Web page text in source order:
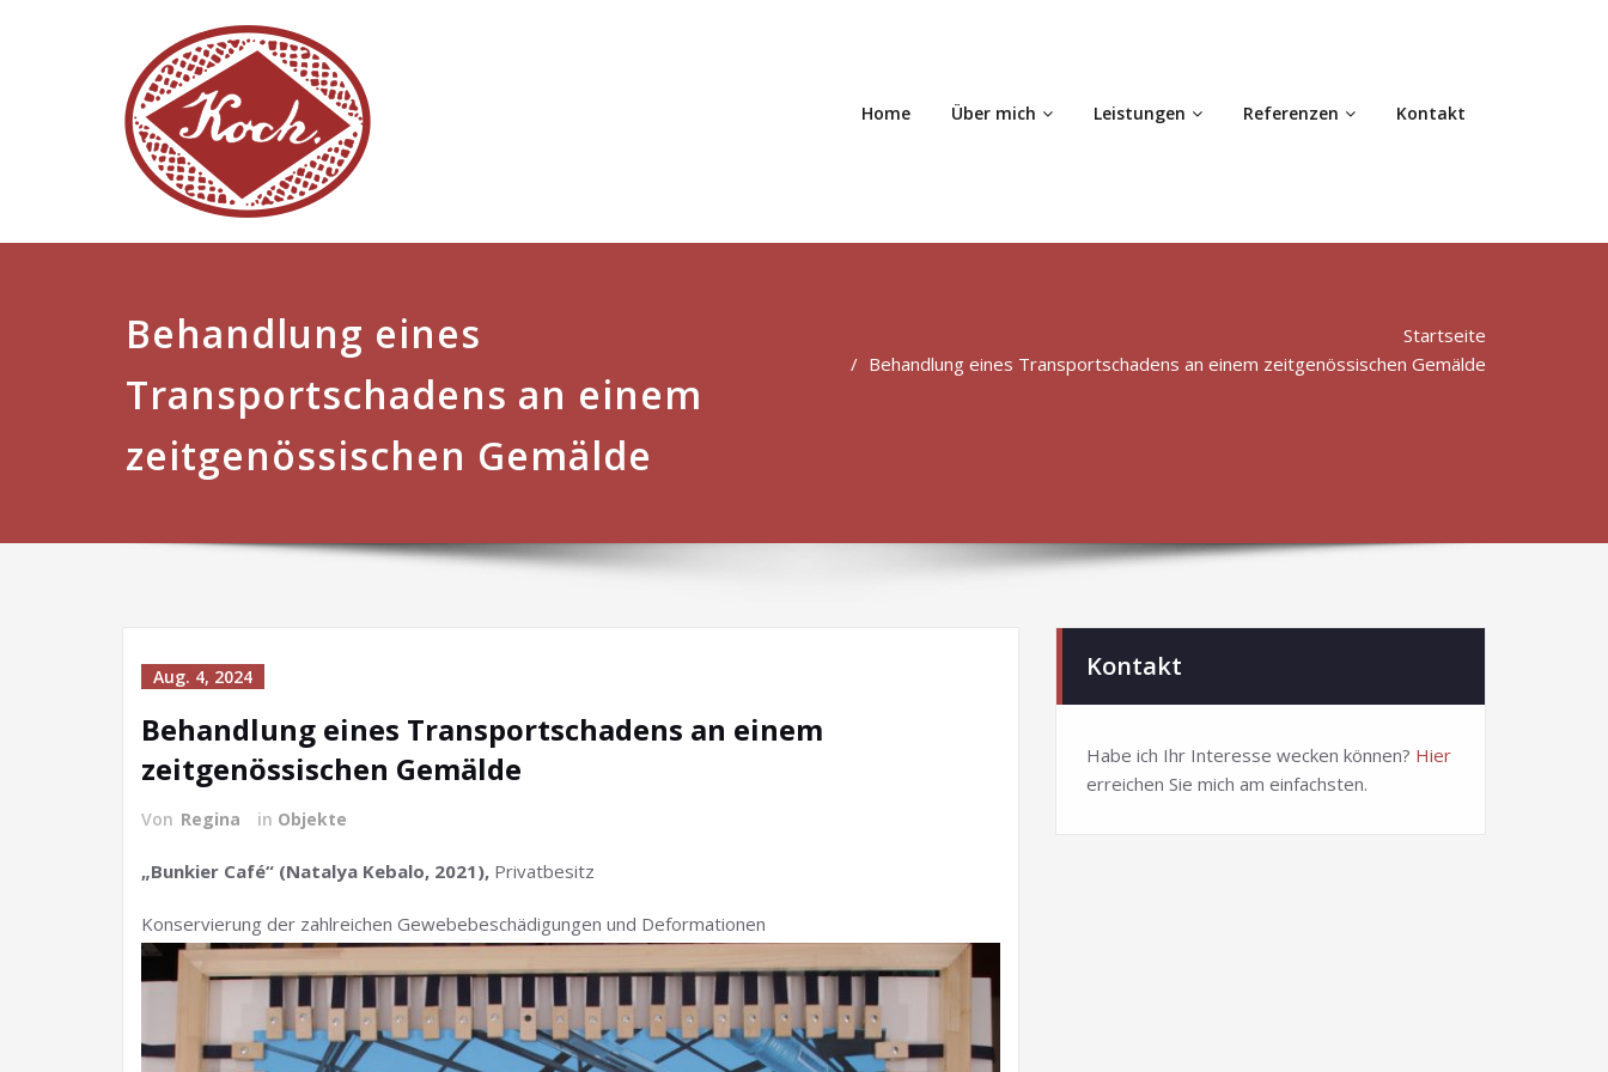
Home Über mich Leistungen Referenzen Kontakt
Behandlung eines
Transportschadens an einem
zeitgenössischen Gemälde
Startseite
Behandlung eines Transportschadens an einem zeitgenössischen Gemälde
Aug. 4, 2024
Behandlung eines Transportschadens an einem
zeitgenössischen Gemälde
Von Regina in Objekte
„Bunkier Café“ (Natalya Kebalo, 2021), Privatbesitz
Konservierung der zahlreichen Gewebebeschädigungen und Deformationen
Kontakt
Habe ich Ihr Interesse wecken können? Hier
erreichen Sie mich am einfachsten.